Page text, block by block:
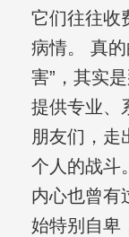
它们往往收
病情。 真
害”，其实
提供专业、
朋友们，走
个人的战斗
内心也曾有
始特别自卑